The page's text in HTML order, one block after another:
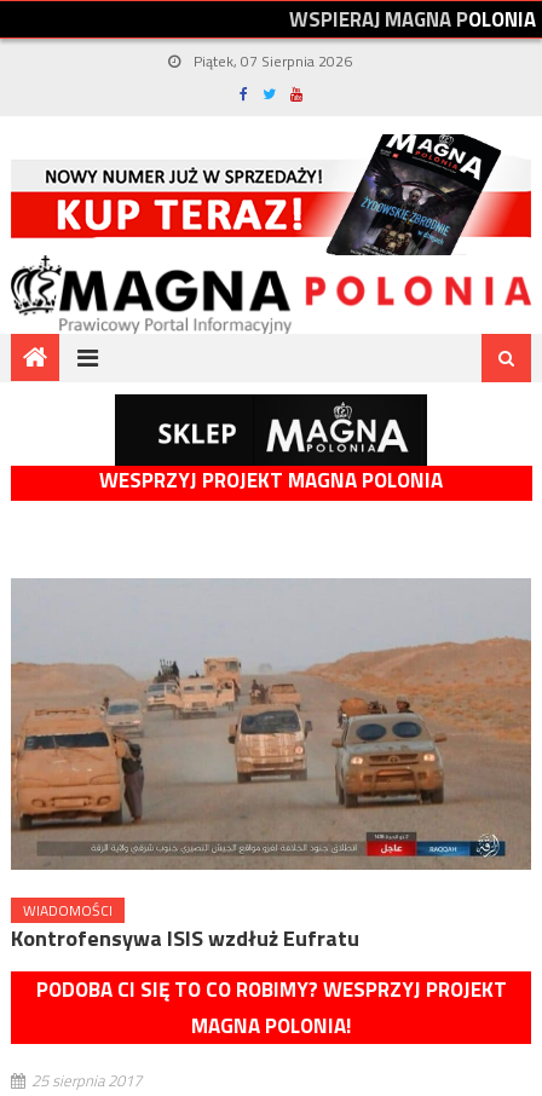
WSPIERAJMAGNAPOLONIA
Piątek, 07 Sierpnia 2026
WESPRZYJ PROJEKT MAGNA POLONIA
WIADOMOŚCI
Kontrofensywa ISIS wzdłuż Eufratu
PODOBA CI SIĘ TO CO ROBIMY? WESPRZYJ PROJEKT
MAGNA POLONIA!
25 sierpnia 2017